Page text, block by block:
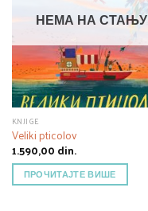
НЕМА НА СТАЊУ
KNJIGE
Veliki pticolov
1.590,00 din.
ПРОЧИТАЈТЕ ВИШЕ